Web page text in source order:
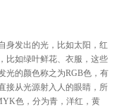
身发出的光，比如太阳，红
比如绿叶鲜花、衣服，这些
光的颜色称之为RGB色，有
接从光源射入人的眼睛，所
色，分为青，洋红，黄